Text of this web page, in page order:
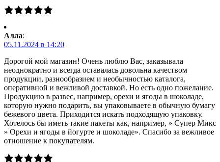
Алла:
05.11.2024 в 14:20
Дорогой мой магазин! Очень люблю Вас, заказывала
неоднократно и всегда оставалась довольна качеством
продукции, разнообразием и необычностью каталога,
оперативной и вежливой доставкой. Но есть одно пожелание.
Продукцию в развес, например, орехи и ягоды в шоколаде,
которую нужно подарить, вы упаковываете в обычную бумагу
бежевого цвета. Приходится искать подходящую упаковку.
Хотелось бы иметь такие пакеты как, например, » Супер Микс
» Орехи и ягоды в йогурте и шоколаде». Спасибо за вежливое
отношение к покупателям.